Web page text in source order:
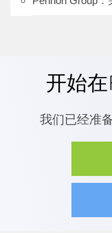
开始
我们已经准